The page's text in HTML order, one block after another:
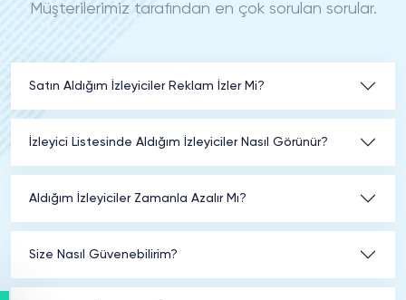
Müşterilerimiz tarafından en çok sorulan sorular.
Satın Aldığım İzleyiciler Reklam İzler Mi?
İzleyici Listesinde Aldığım İzleyiciler Nasıl Görünür?
Aldığım İzleyiciler Zamanla Azalır Mı?
Size Nasıl Güvenebilirim?